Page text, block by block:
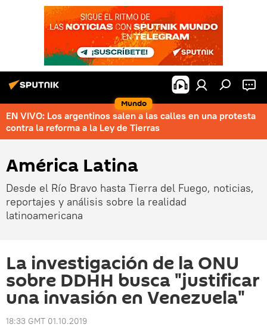
Mundo
EN VIVO: Los argentinos salen a las calles en una protesta
contra la reforma a la Ley de Tierras
América Latina
Desde el Río Bravo hasta Tierra del Fuego, noticias,
reportajes y análisis sobre la realidad
latinoamericana
La investigación de la ONU
sobre DDHH busca "justificar
una invasión en Venezuela"
18:33 GMT 01.10.2019